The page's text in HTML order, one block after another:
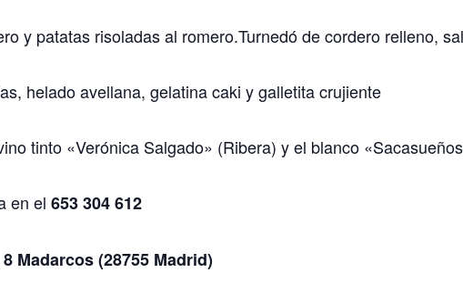
y patatas risoladas al romero.Turnedó de cordero relleno,
helado avellana, gelatina caki y galletita crujiente
tinto «Verónica Salgado» (Ribera) y el blanco
en el 653 304 612
Madarcos (28755 Madrid)